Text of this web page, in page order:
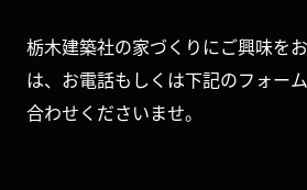
栃木建築社の家づくりにご興味を
は、お電話もしくは下記のフォー
合わせくださいませ。